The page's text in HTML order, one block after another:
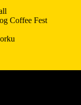
Coffee Fest